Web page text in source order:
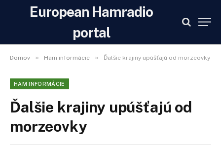
European Hamradio
portal
Domov » Ham informácie » Ďalšie krajiny upúšťajú od morzeovky
HAM INFORMÁCIE
Ďalšie krajiny upúšťajú od
morzeovky